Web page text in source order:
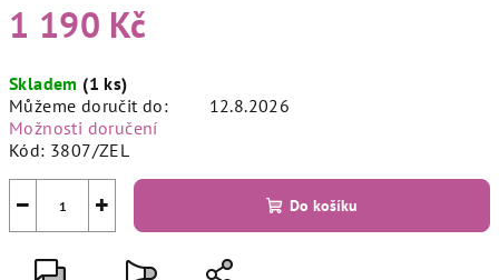
1 190 Kč
cena:
Skladem (1 ks)
Můžeme doručit do:
12.8.2026
Možnosti doručení
Kód: 3807/ZEL
+
− Do košíku